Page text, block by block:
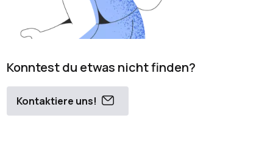
Konntest du etwas nicht finden?
Kontaktiere uns!